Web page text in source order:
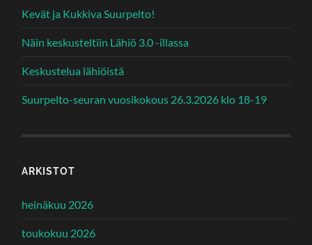
Kevät ja Kukkiva Suurpelto!
Näin keskusteltiin Lähiö 3.0 -illassa
Keskustelua lähiöistä
Suurpelto-seuran vuosikokous 26.3.2026 klo 18-19
ARKISTOT
heinäkuu 2026
toukokuu 2026